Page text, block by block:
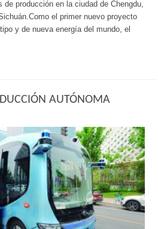
producción en la ciudad de Chengdu,
el primer nuevo proyecto
y de nueva energía del mundo, el
AUTÓNOMA